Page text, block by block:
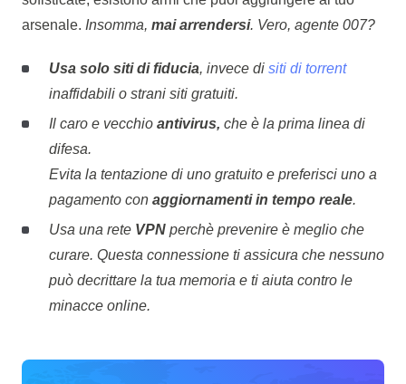
arsenale. Insomma, mai arrendersi. Vero, agente 007?
Usa solo siti di fiducia, invece di siti di torrent
inaffidabili o strani siti gratuiti.
Il caro e vecchio antivirus, che è la prima linea di
difesa.
Evita la tentazione di uno gratuito e preferisci uno a
pagamento con aggiornamenti in tempo reale.
Usa una rete VPNperchè prevenire è meglio che
curare. Questa connessione ti assicura che nessuno
può decrittare la tua memoria e ti aiuta contro le
minacce online.